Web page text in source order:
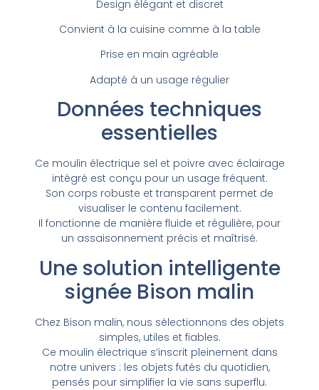
Design élégant et discret
Convient à la cuisine comme à la table
Prise en main agréable
Adapté à un usage régulier
Données techniques
essentielles
Ce moulin électrique sel et poivre avec éclairage
intégré est conçu pour un usage fréquent.
Son corps robuste et transparent permet de
visualiser le contenu facilement.
Il fonctionne de manière fluide et régulière, pour
un assaisonnement précis et maîtrisé.
Une solution intelligente
signée Bison malin
Chez Bison malin, nous sélectionnons des objets
simples, utiles et fiables.
Ce moulin électrique s’inscrit pleinement dans
notre univers : les objets futés du quotidien,
pensés pour simplifier la vie sans superflu.